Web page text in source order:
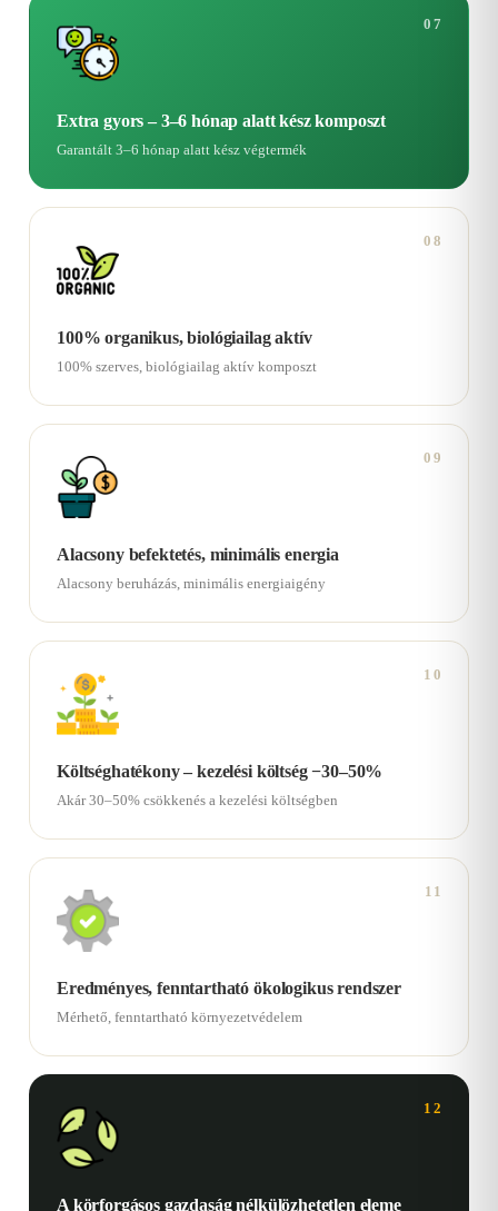
07
Extra gyors – 3–6 hónap alatt kész komposzt
Garantált 3–6 hónap alatt kész végtermék
08
100% organikus, biológiailag aktív
100% szerves, biológiailag aktív komposzt
09
Alacsony befektetés, minimális energia
Alacsony beruházás, minimális energiaigény
10
Költséghatékony – kezelési költség −30–50%
Akár 30–50% csökkenés a kezelési költségben
11
Eredményes, fenntartható ökologikus rendszer
Mérhető, fenntartható környezetvédelem
12
A körforgásos gazdaság nélkülözhetetlen eleme